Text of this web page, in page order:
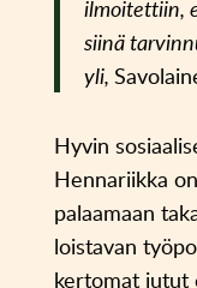
ilmoitettiin,
siinä
yli,
Hyvin
Hennariikka
palaamaan
loistavan
kertomat jutut